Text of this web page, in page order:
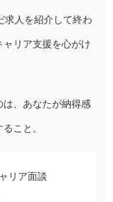
求人を紹介して終わ
リア支援を心がけ
、あなたが納得感
こと。
リア面談